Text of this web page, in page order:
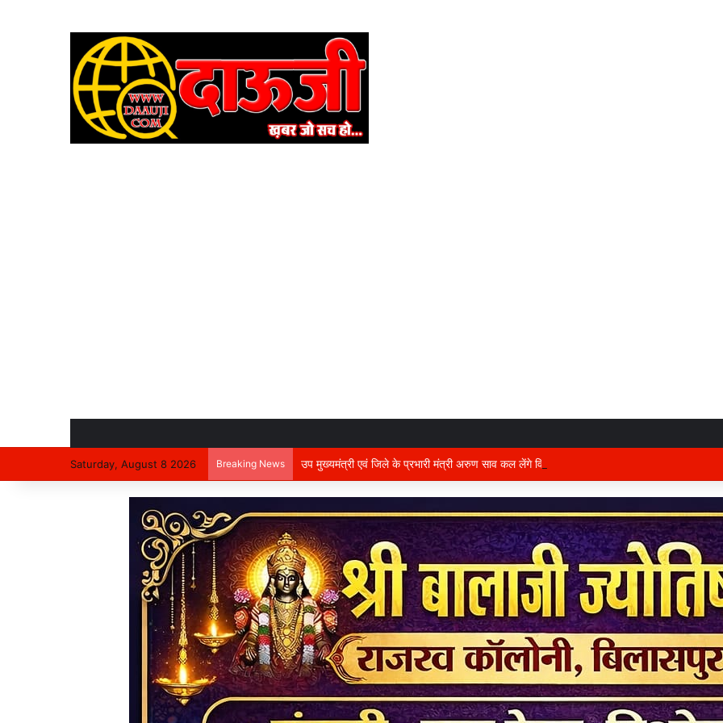
Saturday, August 8 2026 Breaking News उप मुख्यमंत्री एवं जिले के प्रभारी मंत्री अरुण साव कल लेंगे विभागीय योजनाओं और विकास कार्यों की समीक्षा